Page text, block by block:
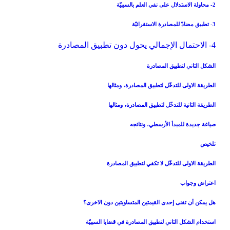
2- محاولة الاستدلال على نفي العلم بالسببيّة
3- تطبيق مضادّ للمصادرة الاستقرائيّة
4- الاحتمال الإجمالي يحول دون تطبيق المصادرة
الشكل الثاني لتطبيق المصادرة
الطريقة الاولى للتدخّل لتطبيق المصادرة، ومثالها
الطريقة الثانية للتدخّل لتطبيق المصادرة، ومثالها
صياغة جديدة للمبدأ الأرسطي، ونتائجه
تلخيص
الطريقة الاولى للتدخّل لا تكفي لتطبيق المصادرة
اعتراض وجواب
هل يمكن أن تفنى إحدى القيمتين المتساويتين دون الاخرى؟
استخدام الشكل الثاني لتطبيق المصادرة في قضايا السببيّة